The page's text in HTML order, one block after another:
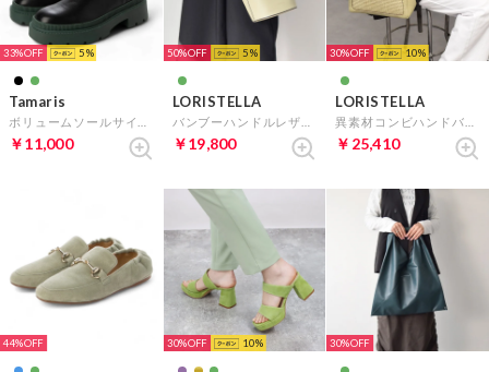
33% 5
Tamaris
￥11,000
50% 5
LORISTELLA
￥19,800
30% 10
LORISTELLA
￥25,410
44% 30% 10 30%